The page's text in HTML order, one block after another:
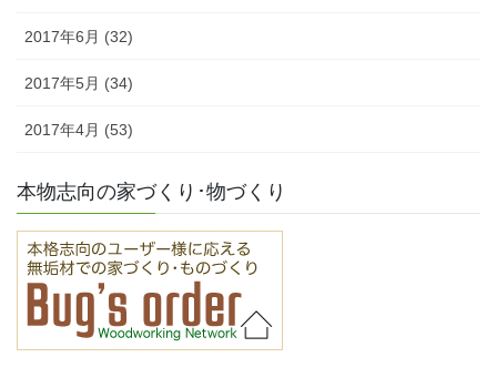
2017年6月 (32)
2017年5月 (34)
2017年4月 (53)
本物志向の家づくり･物づくり